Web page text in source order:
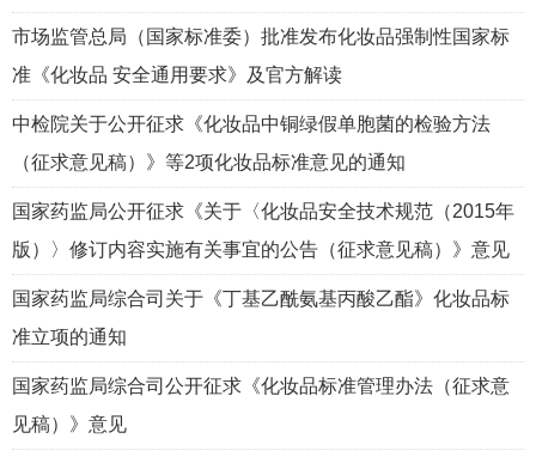
市场监管总局（国家标准委）批准发布化妆品强制性国家标
准《化妆品 安全通用要求》及官方解读
中检院关于公开征求《化妆品中铜绿假单胞菌的检验方法
（征求意见稿）》等2项化妆品标准意见的通知
国家药监局公开征求《关于〈化妆品安全技术规范（2015年
版）〉修订内容实施有关事宜的公告（征求意见稿）》意见
国家药监局综合司关于《丁基乙酰氨基丙酸乙酯》化妆品标
准立项的通知
国家药监局综合司公开征求《化妆品标准管理办法（征求意
见稿）》意见